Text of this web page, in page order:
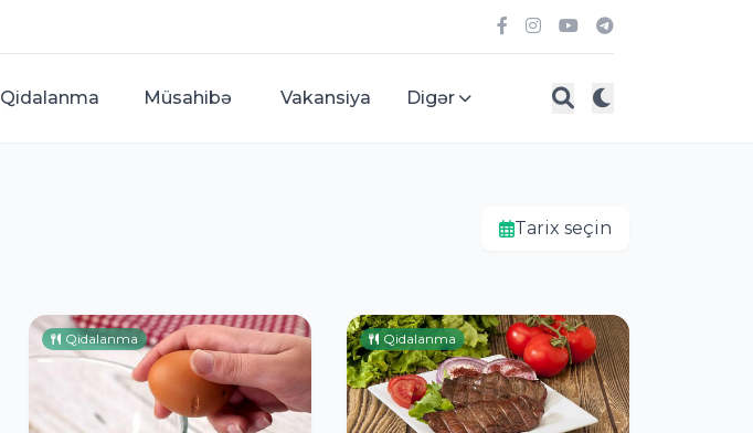
Qidalanma Müsahibə Vakansiya Digər
Tarix seçin
Qidalanma Qidalanma